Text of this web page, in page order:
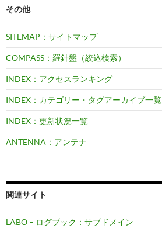
その他
SITEMAP：サイトマップ
COMPASS：羅針盤（絞込検索）
INDEX：アクセスランキング
INDEX：カテゴリー・タグアーカイブ一覧
INDEX：更新状況一覧
ANTENNA：アンテナ
関連サイト
LABO – ログブック：サブドメイン